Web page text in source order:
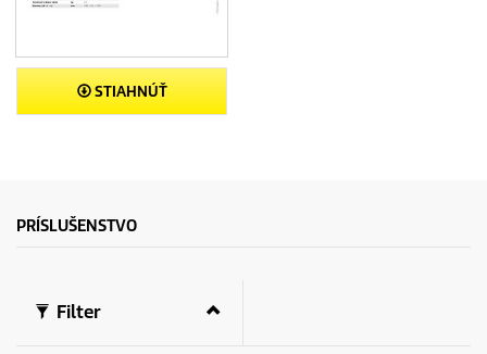
STIAHNÚŤ
PRÍSLUŠENSTVO
Filter